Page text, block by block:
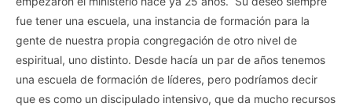
fue tener una escuela, una instancia de formación para la
gente de nuestra propia congregación de otro nivel de
espiritual, uno distinto. Desde hacía un par de años tenemos
una escuela de formación de líderes, pero podríamos decir
que es como un discipulado intensivo, que da mucho recursos